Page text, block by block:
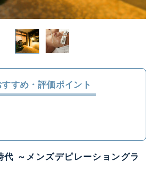
すすめ・評価ポイント
代 ～メンズデピレーショングラ
東京都 神奈川県
長野県 岐阜県
京都府 大阪府 兵庫県